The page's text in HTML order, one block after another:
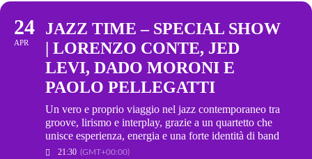
24
APR
JAZZ TIME – SPECIAL SHOW
| LORENZO CONTE, JED
LEVI, DADO MORONI E
PAOLO PELLEGATTI
Un vero e proprio viaggio nel jazz contemporaneo tra
groove, lirismo e interplay, grazie a un quartetto che
unisce esperienza, energia e una forte identità di band
21:30 (GMT+00:00)